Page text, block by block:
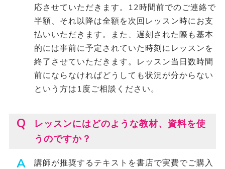
応させていただきます。12時間前でのご連絡で
半額、それ以降は全額を次回レッスン時にお支
払いいただきます。また、遅刻された際も基本
的には事前に予定されていた時刻にレッスンを
終了させていただきます。レッスン当日数時間
前にならなければどうしても状況が分からない
という方は1度ご相談ください。
レッスンにはどのような教材、資料を使
うのですか？
講師が推奨するテキストを書店で実費でご購入